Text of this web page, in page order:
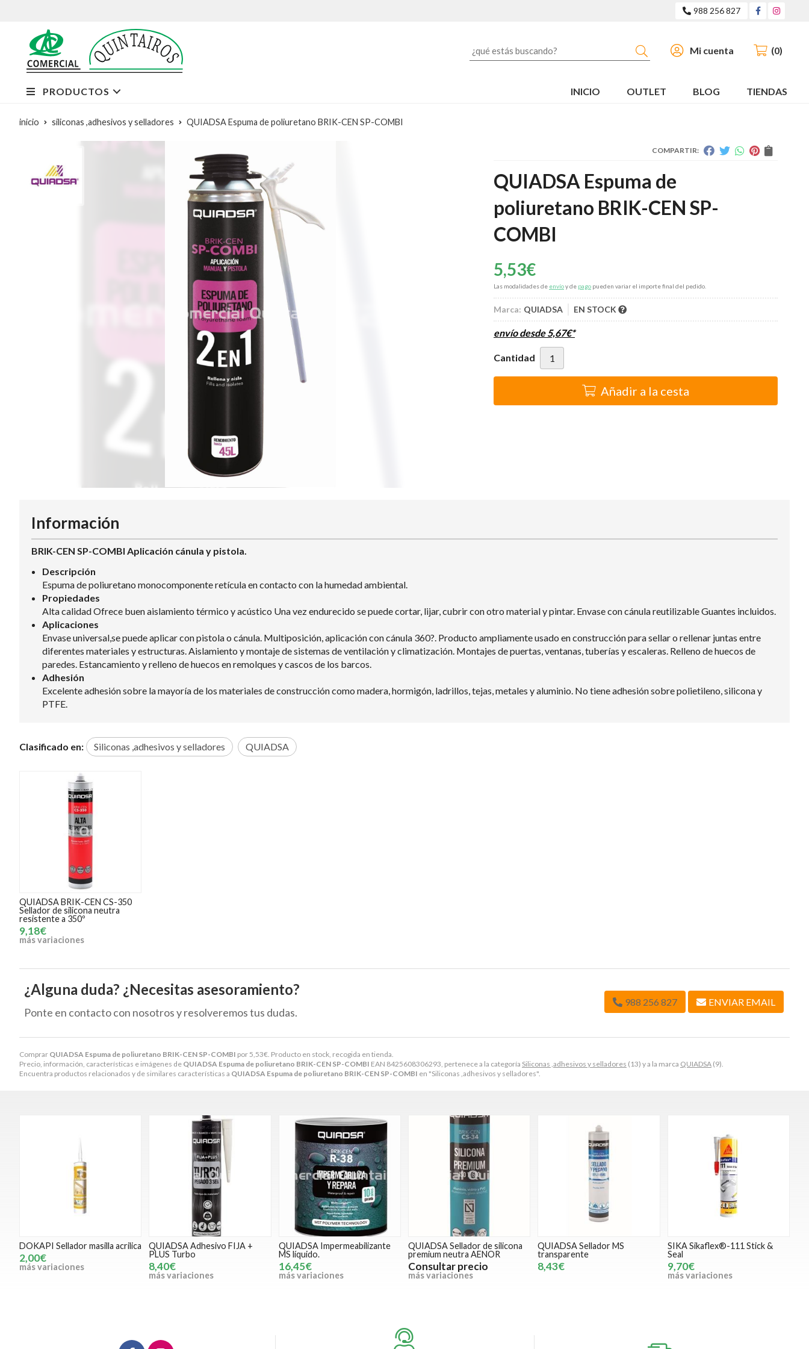
988 256 827
Buscar Mi cuenta 0
PRODUCTOS INICIO OUTLET BLOG TIENDAS
inicio siliconas ,adhesivos y selladores QUIADSA Espuma de poliuretano BRIK-CEN SP-COMBI
COMPARTIR:
QUIADSA Espuma de
poliuretano BRIK-CEN SP-
COMBI
5,53€
Las modalidades de envíoy de pago pueden variar el importe final del pedido.
Marca: QUIADSA EN STOCK
envío desde 5,67€*
Cantidad
Añadir a la cesta
Comprar QUIADSA Espuma de poliuretano BRIK-CEN SP-COMBI por 5,53€ . Producto en stock, recogida en tienda.
Precio, información, características e imágenes de QUIADSA Espuma de poliuretano BRIK-CEN SP-COMBI EAN 8425608306293, pertenece a la categoría Siliconas ,adhesivos y selladores (13) y a la marca QUIADSA (9).
Encuentra productos relacionados y de similares características a QUIADSA Espuma de poliuretano BRIK-CEN SP-COMBI en "Siliconas ,adhesivos y selladores".
Información
BRIK-CEN SP-COMBI Aplicación cánula y pistola.
Descripción
Espuma de poliuretano monocomponente retícula en contacto con la humedad ambiental.
Propiedades
Alta calidad Ofrece buen aislamiento térmico y acústico Una vez endurecido se puede cortar, lijar, cubrir con otro material y pintar. Envase con cánula reutilizable Guantes incluidos.
Aplicaciones
Envase universal,se puede aplicar con pistola o cánula. Multiposición, aplicación con cánula 360?. Producto ampliamente usado en construcción para sellar o rellenar juntas entre
diferentes materiales y estructuras. Aislamiento y montaje de sistemas de ventilación y climatización. Montajes de puertas, ventanas, tuberías y escaleras. Relleno de huecos de
paredes. Estancamiento y relleno de huecos en remolques y cascos de los barcos.
Adhesión
Excelente adhesión sobre la mayoría de los materiales de construcción como madera, hormigón, ladrillos, tejas, metales y aluminio. No tiene adhesión sobre polietileno, silicona y
PTFE.
Clasificado en: Siliconas ,adhesivos y selladores QUIADSA
QUIADSA BRIK-CEN CS-350
Sellador de silicona neutra
resistente a 350º
9,18€
más variaciones
¿Alguna duda? ¿Necesitas asesoramiento?
Ponte en contacto con nosotros y resolveremos tus dudas.
988 256 827 ENVIAR EMAIL
DOKAPI Sellador masilla acrilica
2,00€
más variaciones
QUIADSA Adhesivo FIJA +
PLUS Turbo
8,40€
más variaciones
QUIADSA Impermeabilizante
MS líquido.
16,45€
más variaciones
QUIADSA Sellador de silicona
premium neutra AENOR
Consultar precio
más variaciones
QUIADSA Sellador MS
transparente
8,43€
SIKA Sikaflex®-111 Stick &
Seal
9,70€
más variaciones